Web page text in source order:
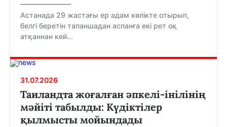
Астанада 29 жастағы ер адам көлікте отырып,
белгі беретін тапаншадан аспанға екі рет оқ
атқаннан кей...
31.07.2026
Таиландта жоғалған әпкелі-інілінің
мәйіті табылды: Күдіктілер
қылмысты мойындады